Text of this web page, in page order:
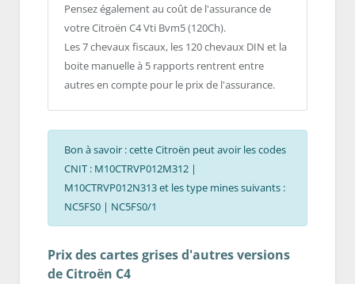
Pensez également au coût de l'assurance de
votre Citroën C4 Vti Bvm5 (120Ch).
Les 7 chevaux fiscaux, les 120 chevaux DIN et la
boite manuelle à 5 rapports rentrent entre
autres en compte pour le prix de l'assurance.
Bon à savoir : cette Citroën peut avoir les codes
CNIT : M10CTRVP012M312 |
M10CTRVP012N313 et les type mines suivants :
NC5FS0 | NC5FS0/1
Prix des cartes grises d'autres versions
de Citroën C4